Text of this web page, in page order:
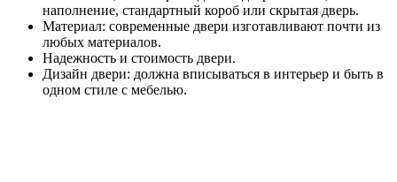
наполнение, стандартный короб или скрытая дверь.
Материал: современные двери изготавливают почти из
любых материалов.
Надежность и стоимость двери.
Дизайн двери: должна вписываться в интерьер и быть в
одном стиле с мебелью.